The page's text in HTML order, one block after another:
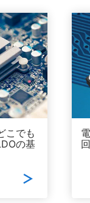
こでも
の基